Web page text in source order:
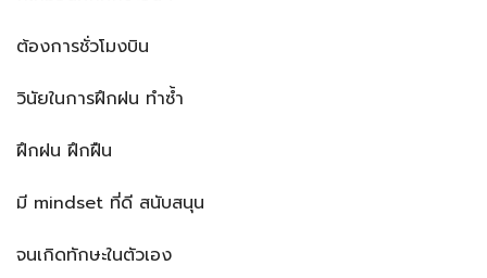
ต้องการชั่วโมงบิน
วินัยในการฝึกฝน ทำซ้ำ
ฝึกฝน ฝึกฝืน
มี mindset ที่ดี สนับสนุน
จนเกิดทักษะในตัวเอง